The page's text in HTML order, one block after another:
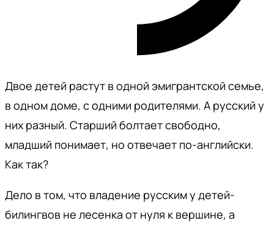
Двое детей растут в одной эмигрантской семье,
в одном доме, с одними родителями. А русский у
них разный. Старший болтает свободно,
младший понимает, но отвечает по-английски.
Как так?
Дело в том, что владение русским у детей-
билингвов не лесенка от нуля к вершине, а